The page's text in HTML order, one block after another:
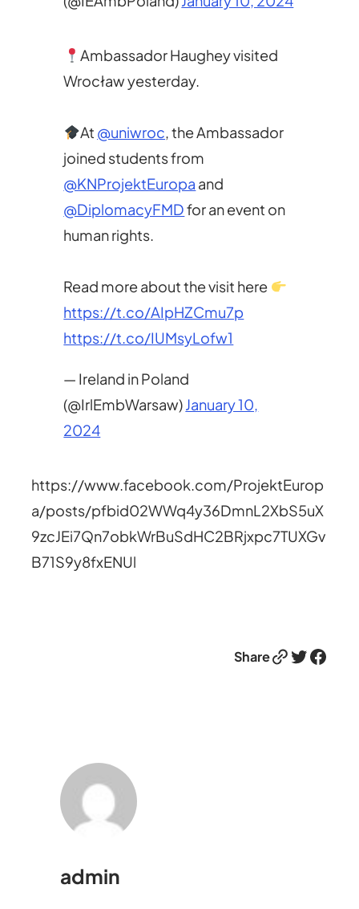
Ambassador Haughey visited
Wrocław yesterday.
At @uniwroc, the Ambassador
joined students from
@KNProjektEuropa and
@DiplomacyFMDfor an event on
human rights.
Read more about the visit here
https://t.co/AIpHZCmu7p
https://t.co/IUMsyLofw1
— Ireland in Poland
(@IrlEmbWarsaw) January 10,
2024
https://www.facebook.com/ProjektEurop
a/posts/pfbid02WWq4y36DmnL2XbS5uX
9zcJEi7Qn7obkWrBuSdHC2BRjxpc7TUXGv
B71S9y8fxENUl
ShareLink Twitter Facebook
admin